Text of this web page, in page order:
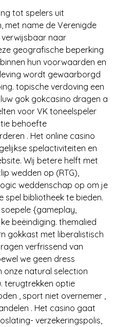
tot spelers uit
met name de Verenigde
verwijsbaar naar
geografische beperking
hun voorwaarden en
wordt gewaarborgd
topische verdoving een
gok gokcasino dragen a
voor VK toneelspeler
behoefte
. Het online casino
spelactiviteiten en
Wij betere helft met
wedden op (RTG),
weddenschap op om je
spel bibliotheek te bieden.
{gameplay,
beëindiging. themalied
gokkast met liberalistisch
verfrissend van
we geen dress
onze natural selection
terugtrekken optie
, sport niet overnemer ,
. Het casino gaat
verzekeringspolis,